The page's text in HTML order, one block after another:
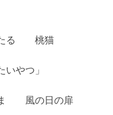
たる 桃猫
いやつ」
ま 風の日の扉